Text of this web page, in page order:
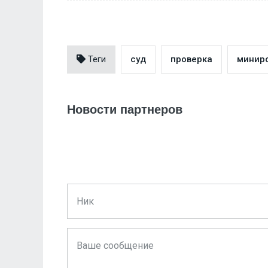
Теги суд проверка
Новости партнеров